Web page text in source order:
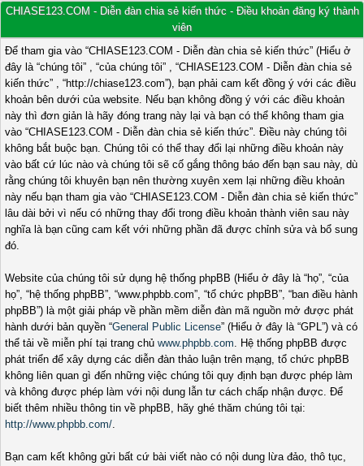
CHIASE123.COM - Diễn đàn chia sẻ kiến thức - Điều khoản đăng ký thành
viên
Để tham gia vào “CHIASE123.COM - Diễn đàn chia sẻ kiến thức” (Hiểu ở
đây là “chúng tôi” , “của chúng tôi” , “CHIASE123.COM - Diễn đàn chia sẻ
kiến thức” , “http://chiase123.com”), bạn phải cam kết đồng ý với các điều
khoản bên dưới của website. Nếu bạn không đồng ý với các điều khoản
này thì đơn giản là hãy đóng trang này lại và bạn có thể không tham gia
vào “CHIASE123.COM - Diễn đàn chia sẻ kiến thức”. Điều này chúng tôi
không bắt buộc bạn. Chúng tôi có thể thay đổi lại những điều khoản này
vào bất cứ lúc nào và chúng tôi sẽ cố gắng thông báo đến bạn sau này, dù
rằng chúng tôi khuyên bạn nên thường xuyên xem lại những điều khoản
này nếu bạn tham gia vào “CHIASE123.COM - Diễn đàn chia sẻ kiến thức”
lâu dài bởi vì nếu có những thay đổi trong điều khoản thành viên sau này
nghĩa là bạn cũng cam kết với những phần đã được chỉnh sửa và bổ sung
đó.
Website của chúng tôi sử dụng hệ thống phpBB (Hiểu ở đây là “họ”, “của
họ”, “hệ thống phpBB”, “www.phpbb.com”, “tổ chức phpBB”, “ban điều hành
phpBB”) là một giải pháp về phần mềm diễn đàn mã nguồn mở được phát
hành dưới bản quyền “General Public License” (Hiểu ở đây là “GPL”) và có
thể tải về miễn phí tại trang chủ www.phpbb.com. Hệ thống phpBB được
phát triển để xây dựng các diễn đàn thảo luận trên mạng, tổ chức phpBB
không liên quan gì đến những việc chúng tôi quy định bạn được phép làm
và không được phép làm với nội dung lẫn tư cách chấp nhận được. Để
biết thêm nhiều thông tin về phpBB, hãy ghé thăm chúng tôi tại:
http://www.phpbb.com/.
Bạn cam kết không gửi bất cứ bài viết nào có nội dung lừa đảo, thô tục,